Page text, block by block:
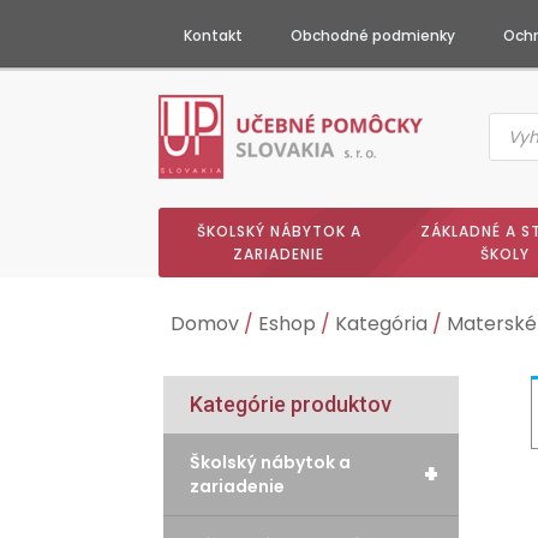
Kontakt Obchodné podmienky
search
ŠKOLSKÝ NÁBYTOK A
ZARIADENIE
ZÁKLADNÉ A
ŠKOLY
Domov / Eshop / Kategória /
Kategórie produktov
+
Školský nábytok a
zariadenie